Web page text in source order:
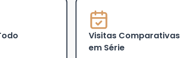
Visitas Comparativas
em Série